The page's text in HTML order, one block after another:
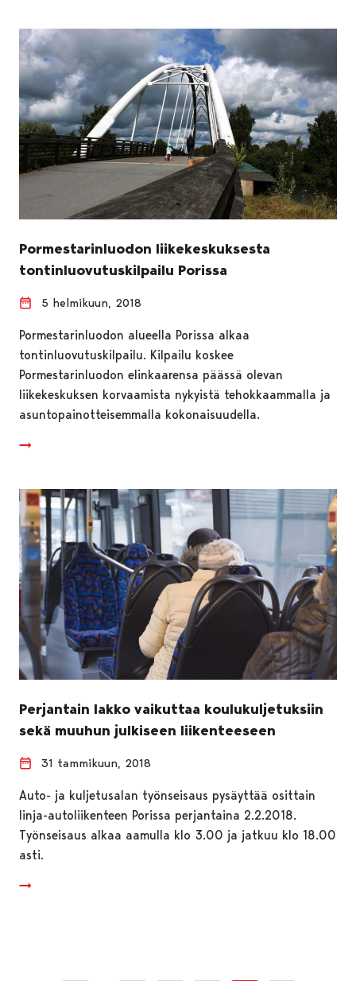
Pormestarinluodon liikekeskuksesta
tontinluovutuskilpailu Porissa
5 helmikuun, 2018
Pormestarinluodon alueella Porissa alkaa
tontinluovutuskilpailu. Kilpailu koskee
Pormestarinluodon elinkaarensa päässä olevan
liikekeskuksen korvaamista nykyistä tehokkaammalla ja
asuntopainotteisemmalla kokonaisuudella.
Perjantain lakko vaikuttaa koulukuljetuksiin
sekä muuhun julkiseen liikenteeseen
31 tammikuun, 2018
Auto- ja kuljetusalan työnseisaus pysäyttää osittain
linja-autoliikenteen Porissa perjantaina 2.2.2018.
Työnseisaus alkaa aamulla klo 3.00 ja jatkuu klo 18.00
asti.